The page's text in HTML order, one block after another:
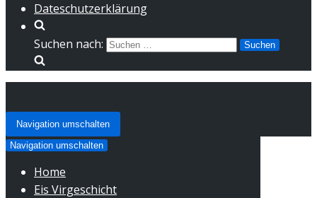
Dateschutzerklärung
Suchen nach:
Navigation umschalten
Navigation umschalten
Home
Eis Virgeschicht